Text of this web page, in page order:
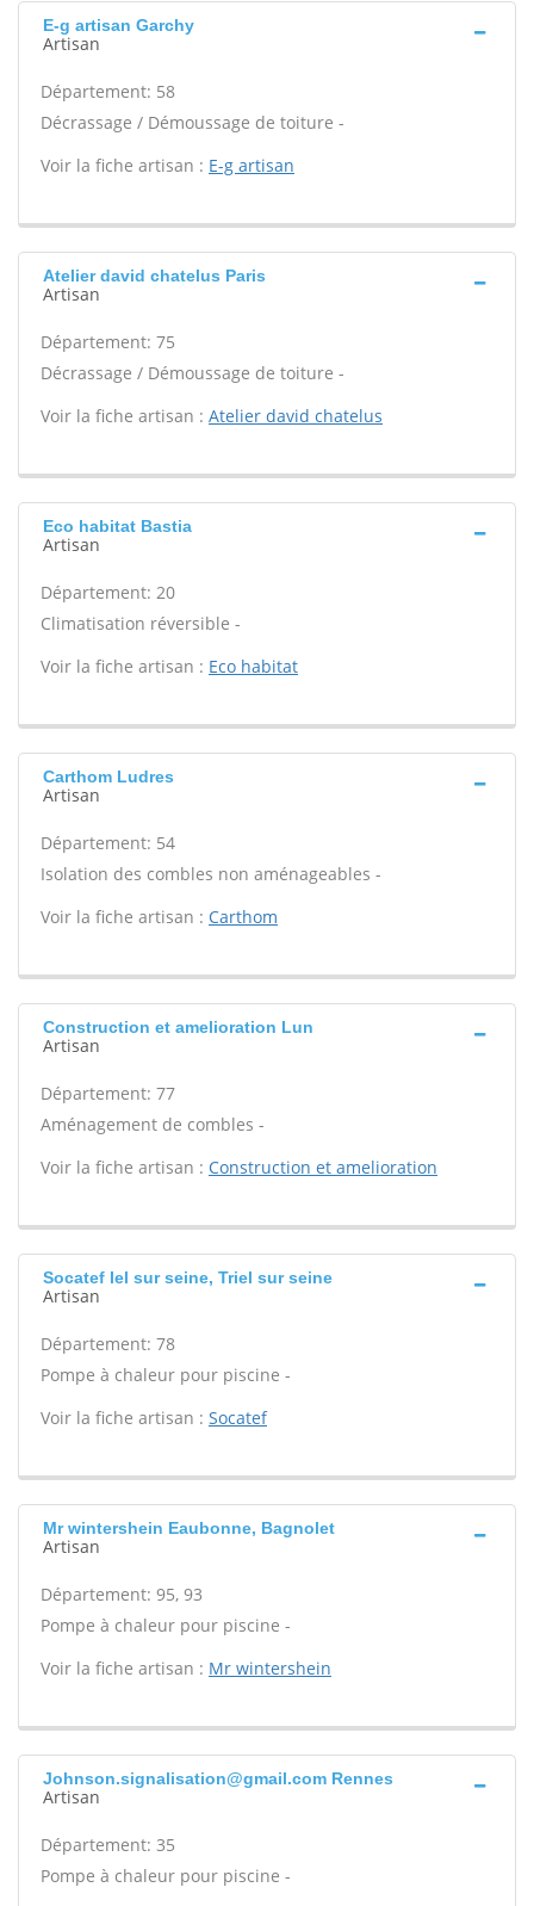
E-g artisan Garchy
Artisan
Département: 58
Décrassage / Démoussage de toiture -
Voir la fiche artisan : E-g artisan
Atelier david chatelus Paris
Artisan
Département: 75
Décrassage / Démoussage de toiture -
Voir la fiche artisan : Atelier david chatelus
Eco habitat Bastia
Artisan
Département: 20
Climatisation réversible -
Voir la fiche artisan : Eco habitat
Carthom Ludres
Artisan
Département: 54
Isolation des combles non aménageables -
Voir la fiche artisan : Carthom
Construction et amelioration Lun
Artisan
Département: 77
Aménagement de combles -
Voir la fiche artisan : Construction et amelioration
Socatef Iel sur seine, Triel sur seine
Artisan
Département: 78
Pompe à chaleur pour piscine -
Voir la fiche artisan : Socatef
Mr wintershein Eaubonne, Bagnolet
Artisan
Département: 95, 93
Pompe à chaleur pour piscine -
Voir la fiche artisan : Mr wintershein
Johnson.signalisation@gmail.com Rennes
Artisan
Département: 35
Pompe à chaleur pour piscine -